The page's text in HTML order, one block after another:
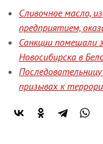
Сливочное масло,
предприятием,
Санкции помешали
Новосибирска в
призывах к